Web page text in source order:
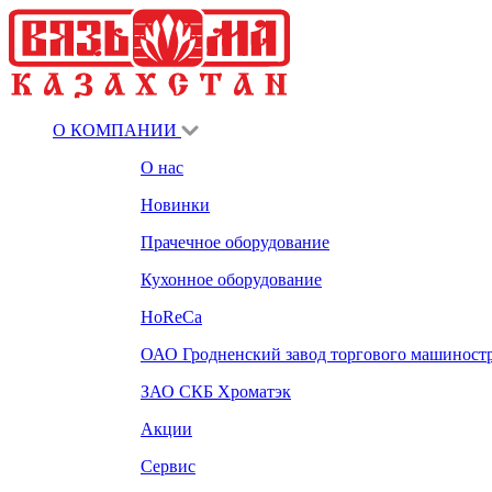
О КОМПАНИИ
О нас
Новинки
Прачечное оборудование
Кухонное оборудование
HoReCa
ОАО Гродненский завод торгового
ЗАО СКБ Хроматэк
Акции
Сервис